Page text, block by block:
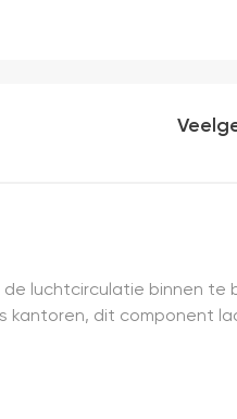
luchtcirculatie binnen te
kantoren, dit component